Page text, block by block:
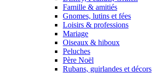
Famille & amitiés
Gnomes, lutins et fées
Loisirs & professions
Mariage
Oiseaux & hiboux
Peluches
Père Noël
Rubans, guirlandes et décors